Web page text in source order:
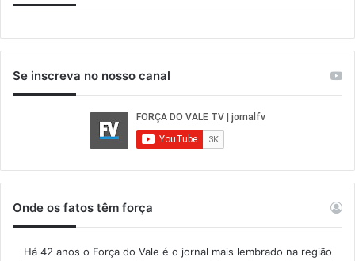
Se inscreva no nosso canal
Onde os fatos têm força
Há 42 anos o Força do Vale é o jornal mais lembrado na região